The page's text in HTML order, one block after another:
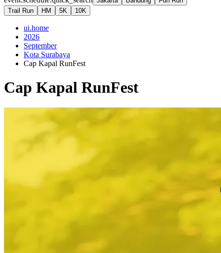
Trail Run
HM 5K 10K
ui.home
2026
September
Kota Surabaya
Cap Kapal RunFest
Cap Kapal RunFest